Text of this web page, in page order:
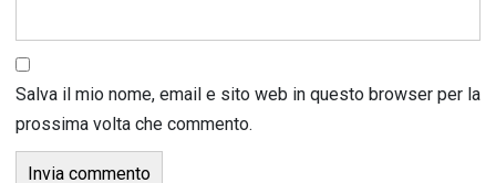
Salva il mio nome, email e sito web in questo browser per la
prossima volta che commento.